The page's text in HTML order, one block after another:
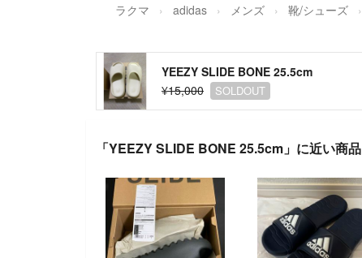
ラクマ adidas メンズ 靴/シューズ
YEEZY SLIDE BONE 25.5cm
¥15,000
SOLDOUT
「YEEZY SLIDE BONE 25.5cm」に近い商品